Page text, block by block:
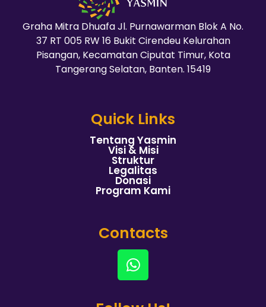
Graha Mitra Dhuafa Jl. Purnawarman Blok A No.
37 RT 005 RW 16 Bukit Cirendeu Kelurahan
Pisangan, Kecamatan Ciputat Timur, Kota
Tangerang Selatan, Banten. 15419
Quick Links
Tentang Yasmin
Visi & Misi
Struktur
Legalitas
Donasi
Program Kami
Contacts